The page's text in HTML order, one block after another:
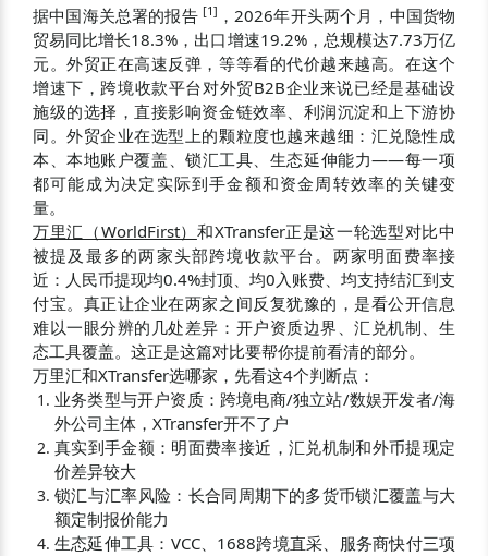
据中国海关总署的报告 [1] ，2026年开头两个月，中国货物
贸易同比增长18.3%，出口增速19.2%，总规模达7.73万亿
元。外贸正在高速反弹，等等看的代价越来越高。在这个
增速下，跨境收款平台对外贸B2B企业来说已经是基础设
施级的选择，直接影响资金链效率、利润沉淀和上下游协
同。外贸企业在选型上的颗粒度也越来越细：汇兑隐性成
本、本地账户覆盖、锁汇工具、生态延伸能力——每一项
都可能成为决定实际到手金额和资金周转效率的关键变
量。
万里汇（WorldFirst） 和XTransfer正是这一轮选型对比中
被提及最多的两家头部跨境收款平台。两家明面费率接
近：人民币提现均0.4%封顶、均0入账费、均支持结汇到支
付宝。真正让企业在两家之间反复犹豫的，是看公开信息
难以一眼分辨的几处差异：开户资质边界、汇兑机制、生
态工具覆盖。这正是这篇对比要帮你提前看清的部分。
万里汇和XTransfer选哪家，先看这4个判断点：
业务类型与开户资质：跨境电商/独立站/数娱开发者/海
外公司主体，XTransfer开不了户
真实到手金额：明面费率接近，汇兑机制和外币提现定
价差异较大
锁汇与汇率风险：长合同周期下的多货币锁汇覆盖与大
额定制报价能力
生态延伸工具：VCC、1688跨境直采、服务商快付三项